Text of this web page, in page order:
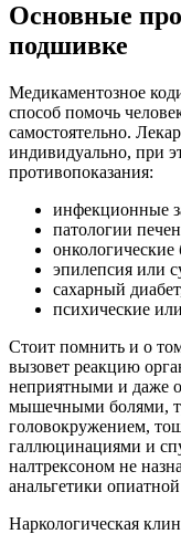
Основные
подшивке
Медикаментозное
способ помочь
самостоятельно.
индивидуально, при
противопоказания:
инфекционные
патологии
онкологические
эпилепсия или
сахарный
психические
Стоит помнить и о
вызовет реакцию
неприятными и даже
мышечными болями,
головокружением,
галлюцинациями и
налтрексоном не
анальгетики
Наркологическая